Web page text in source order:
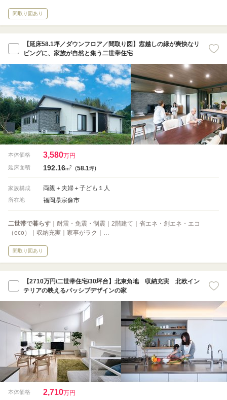
間取り図あり
【延床58.1坪／ダウンフロア／間取り図】窓越しの緑が爽快なリ
ビングに、家族が自然と集う二世帯住宅
本体価格 3,580万円
延床面積 192.16m2 (58.1坪)
家族構成 両親＋夫婦＋子ども１人
所在地 福岡県宗像市
二世帯で暮らす ｜耐震・免震・制震｜2階建て｜省エネ・創エネ・エコ
（eco）｜収納充実｜家事がラク｜…
間取り図あり
【2710万円/二世帯住宅/30坪台】北東角地 収納充実 北欧イン
テリアの映えるパッシブデザインの家
本体価格 2,710万円